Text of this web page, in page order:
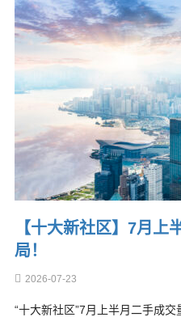
【十大新社区】7月上
局！
2026-07-23
“十大新社区”7月上半月二手成交